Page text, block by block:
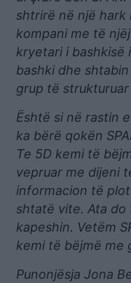
shtrirë në një hark
kompani me të
kryetari i bashkisë
bashki dhe
grup të strukturuar
Është si në rastin
ka bërë qokën
Te 5D kemi të
vepruar me dijeni
informacion të
shtatë vite. Ata do
kapeshin. Vetëm
kemi të bëjmë me
Punonjësja Jona